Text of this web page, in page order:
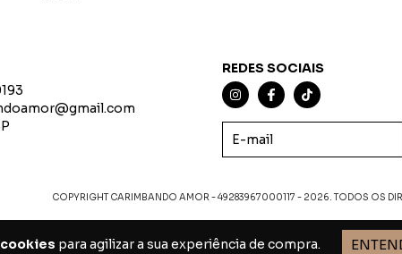
para agilizar a sua experiência de compra.
REDES SOCIAIS
COPYRIGHT CARIMBANDO AMOR - 49283967000117 - 2026. TODOS OS